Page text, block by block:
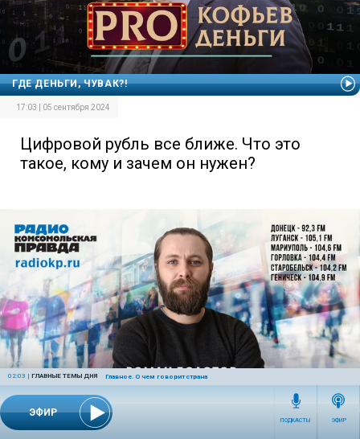
ЭФИР
02:03 | ГЛАВНЫЕ ТЕМЫ ДНЯ Главное. О чем говорит страна
ПОДКАСТЫ ЭФИР
ГДЕ ДЕНЬГИ, ЧУВАК?!
17:03 | 05 сентября 2024
Цифровой рубль все ближе. Что это
такое, кому и зачем он нужен?